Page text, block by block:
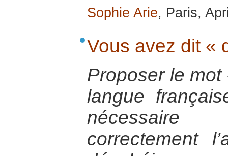
Sophie Arie, Paris,
Vous avez dit «
Proposer le
langue
correctement